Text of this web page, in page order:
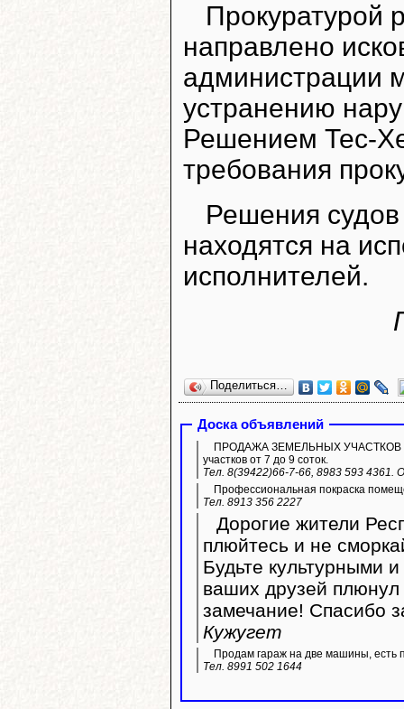
Прокуратурой
направлено
администрации
устранению
Решением Тес-
требования
Решения судов
находятся на
исполнителей.
Поделиться…
Доска объявлений
ПРОДАЖА ЗЕМЕЛЬНЫХ УЧАСТКОВ
участков от 7 до 9 соток.
Тел. 8(39422)66-7-66, 8983 593
Профессиональная покраска
Тел. 8913 356 2227
Дорогие жители
плюйтесь и не
Будьте культурными
ваших друзей
замечание! Спасибо
Кужугет
Продам гараж на две машины, есть
Тел. 8991 502 1644